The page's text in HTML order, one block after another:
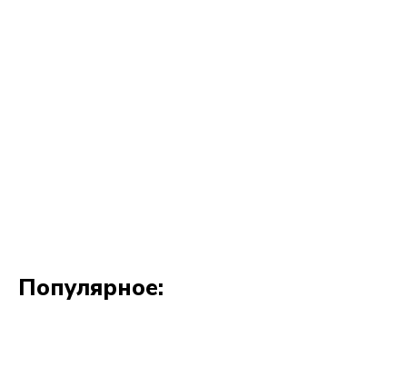
Популярное: